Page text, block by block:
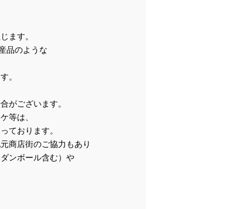
ます。
品のような
。
がございます。
等は、
ております。
商店街のご協力もあり
ンボール含む）や